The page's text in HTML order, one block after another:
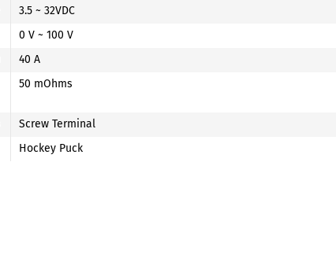
3.5 ~ 32VDC
0 V ~ 100 V
40 A
50 mOhms
Screw Terminal
Hockey Puck